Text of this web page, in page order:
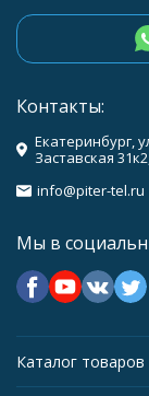
Контакты:
Екатеринбург,
Заставская
info@piter-tel.ru
Мы в
Каталог товаров